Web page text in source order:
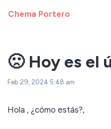
Chema Portero
🙁 Hoy es el
Feb 29, 2024 5:48 am
Hola , ¿cómo estás?,